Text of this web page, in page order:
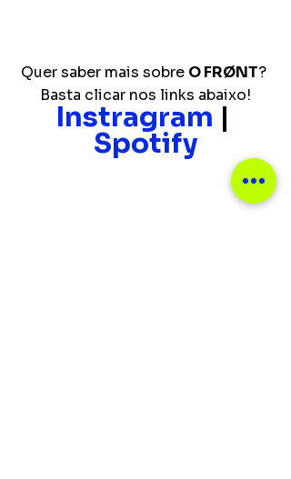
Quer saber mais sobre O FRØNT?
Basta clicar nos links abaixo!
Instragram |
Spotify